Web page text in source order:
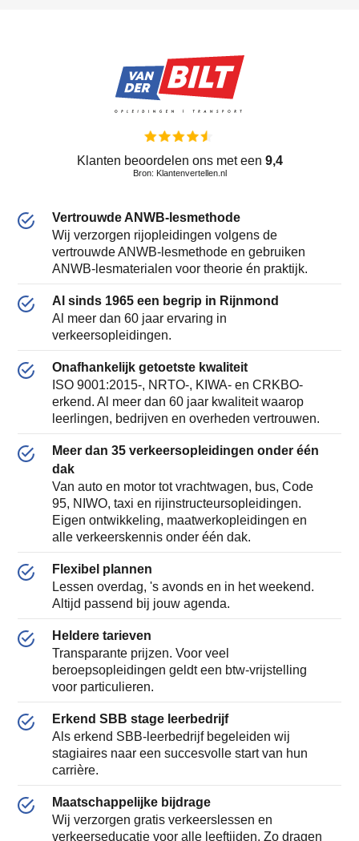
Klanten beoordelen ons met een 9,4
Bron: Klantenvertellen.nl
Vertrouwde ANWB-lesmethode
Wij verzorgen rijopleidingen volgens de
vertrouwde ANWB-lesmethode en gebruiken
ANWB-lesmaterialen voor theorie én praktijk.
Al sinds 1965 een begrip in Rijnmond
Al meer dan 60 jaar ervaring in
verkeersopleidingen.
Onafhankelijk getoetste kwaliteit
ISO 9001:2015-, NRTO-, KIWA- en CRKBO-
erkend. Al meer dan 60 jaar kwaliteit waarop
leerlingen, bedrijven en overheden vertrouwen.
Meer dan 35 verkeersopleidingen onder één
dak
Van auto en motor tot vrachtwagen, bus, Code
95, NIWO, taxi en rijinstructeursopleidingen.
Eigen ontwikkeling, maatwerkopleidingen en
alle verkeerskennis onder één dak.
Flexibel plannen
Lessen overdag, 's avonds en in het weekend.
Altijd passend bij jouw agenda.
Heldere tarieven
Transparante prijzen. Voor veel
beroepsopleidingen geldt een btw-vrijstelling
voor particulieren.
Erkend SBB stage leerbedrijf
Als erkend SBB-leerbedrijf begeleiden wij
stagiaires naar een succesvolle start van hun
carrière.
Maatschappelijke bijdrage
Wij verzorgen gratis verkeerslessen en
verkeerseducatie voor alle leeftijden. Zo dragen